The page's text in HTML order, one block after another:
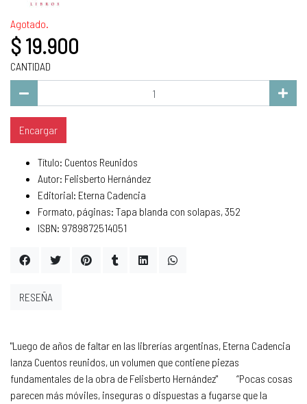
Agotado.
$ 19.900
CANTIDAD
Encargar
Título: Cuentos Reunidos
Autor: Felisberto Hernández
Editorial: Eterna Cadencia
Formato, páginas: Tapa blanda con solapas, 352
ISBN: 9789872514051
"Luego de años de faltar en las librerías argentinas, Eterna Cadencia
lanza Cuentos reunidos, un volumen que contiene piezas
fundamentales de la obra de Felisberto Hernández" “Pocas cosas
parecen más móviles, inseguras o dispuestas a fugarse que la
RESEÑA